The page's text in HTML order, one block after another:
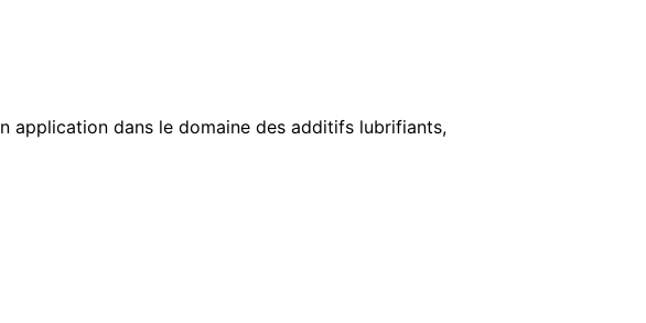
application dans le domaine des additifs lubrifiants,